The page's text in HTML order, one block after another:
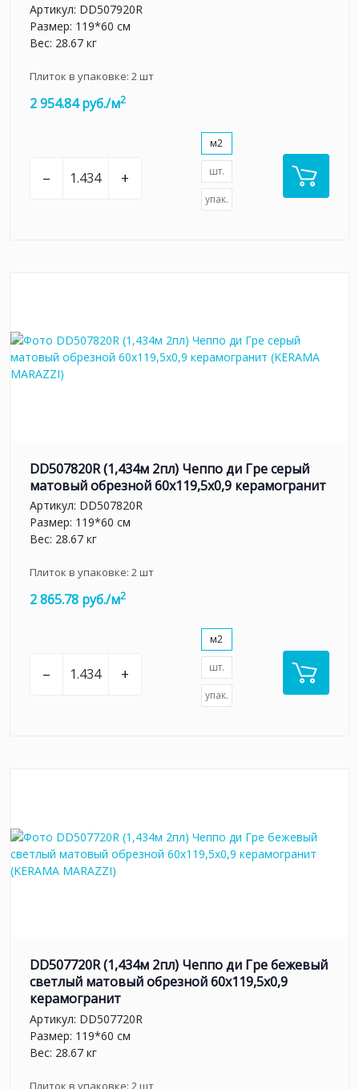
Артикул: DD507920R
Размер: 119*60 см
Вес: 28.67 кг
Плиток в упаковке: 2шт
2 954.84 руб./м2
– +
м2
шт.
упак.
DD507820R (1,434м 2пл) Чеппо ди Гре серый
матовый обрезной 60x119,5x0,9 керамогранит
Артикул: DD507820R
Размер: 119*60 см
Вес: 28.67 кг
Плиток в упаковке: 2шт
2 865.78 руб./м2
– +
м2
шт.
упак.
DD507720R (1,434м 2пл) Чеппо ди Гре бежевый
светлый матовый обрезной 60x119,5x0,9
керамогранит
Артикул: DD507720R
Размер: 119*60 см
Вес: 28.67 кг
Плиток в упаковке: 2 шт